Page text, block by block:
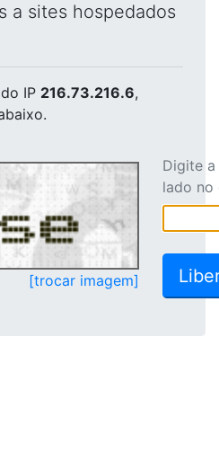
a sites hospedados
do IP 216.73.216.6,
[trocar imagem]
Digite
lado no